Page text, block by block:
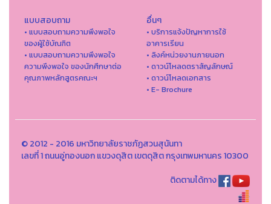
แบบสอบถาม
• แบบสอบถามความพึงพอใจ
ของผู้ใช้บัณฑิต
• แบบสอบถามความพึงพอใจ
ความพึงพอใจ ของนักศึกษาต่อ
คุณภาพหลักสูตรคณะฯ
อื่นๆ
• บริการแจ้งปัญหาการใ่ช้
อาคารเรียน
• ลิงค์หน่วยงานภายนอก
• ดาวน์โหลดตราสัญลักษณ์
• ดาวน์โหลดเอกสาร
• E- Brochure
© 2012 - 2016 มหาวิทยาลัยราชภัฏสวนสุนันทา
เลขที่ 1 ถนนอู่ทองนอก แขวงดุสิต เขตดุสิต กรุงเทพมหานคร 10300
ติดตามได้ทาง